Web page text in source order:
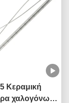
Κεραμική
χαλογόνων